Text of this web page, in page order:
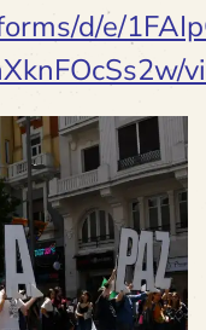
d/e/